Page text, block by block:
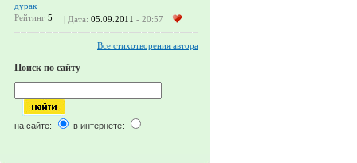
дурак
Рейтинг 5 | Дата: 05.09.2011 - 20:57
Все стихотворения автора
Поиск по сайту
на сайте: в интернете: